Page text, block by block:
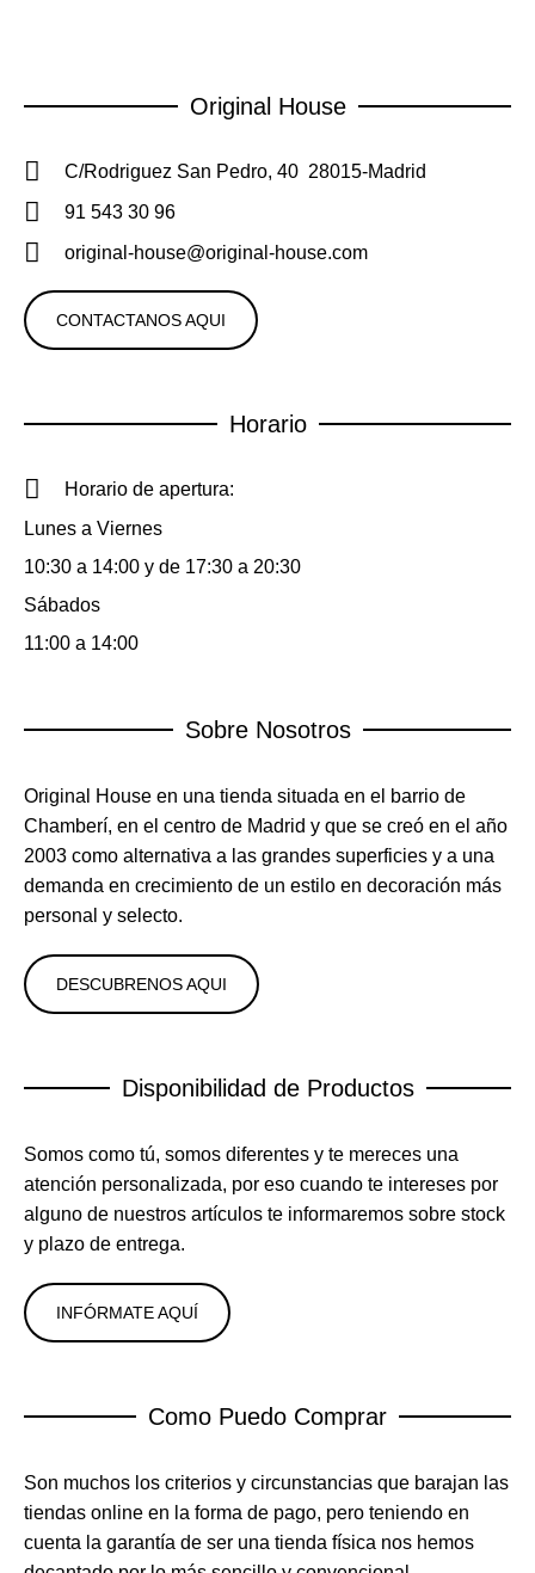
Original House
C/Rodriguez San Pedro, 40 28015-Madrid
91 543 30 96
original-house@original-house.com
CONTACTANOS AQUI
Horario
Horario de apertura:
Lunes a Viernes
10:30 a 14:00 y de 17:30 a 20:30
Sábados
11:00 a 14:00
Sobre Nosotros
Original House en una tienda situada en el barrio de
Chamberí, en el centro de Madrid y que se creó en el año
2003 como alternativa a las grandes superficies y a una
demanda en crecimiento de un estilo en decoración más
personal y selecto.
DESCUBRENOS AQUI
Disponibilidad de Productos
Somos como tú, somos diferentes y te mereces una
atención personalizada, por eso cuando te intereses por
alguno de nuestros artículos te informaremos sobre stock
y plazo de entrega.
INFÓRMATE AQUÍ
Como Puedo Comprar
Son muchos los criterios y circunstancias que barajan las
tiendas online en la forma de pago, pero teniendo en
cuenta la garantía de ser una tienda física nos hemos